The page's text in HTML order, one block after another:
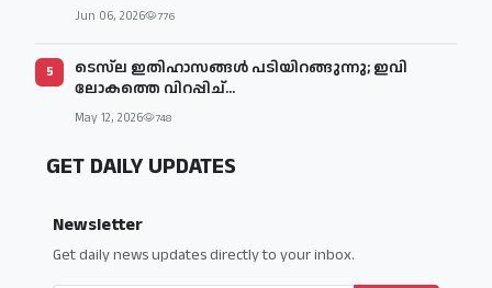
Jun 06, 2026 776
5
ടെസ്‌ല ഇതിഹാസങ്ങൾ പടിയിറങ്ങുന്നു; ഇവി
ലോകത്തെ വിറപ്പിച്...
May 12, 2026 748
GET DAILY UPDATES
Newsletter
Get daily news updates directly to your inbox.